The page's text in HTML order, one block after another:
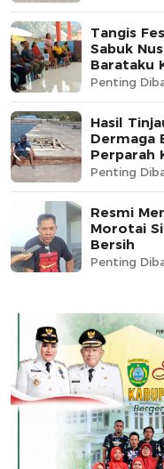
Tangis
Sabuk
Barataku
Penting
Hasil
Dermaga
Perparah
Penting
Resmi
Morotai
Bersih
Penting